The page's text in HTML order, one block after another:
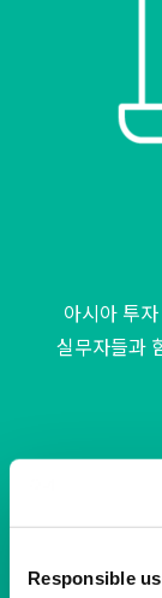
Responsible
아시아 투
실무자들과